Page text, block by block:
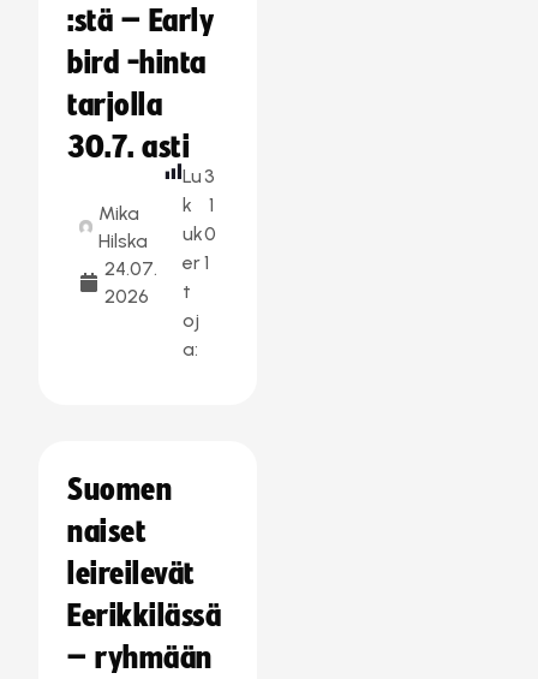
:stä – Early
bird -hinta
tarjolla
30.7. asti
Mika
Hilska
24.07.
2026
Lu
k
uk
er
t
oj
a:
3
1
0
1
Suomen
naiset
leireilevät
Eerikkilässä
– ryhmään